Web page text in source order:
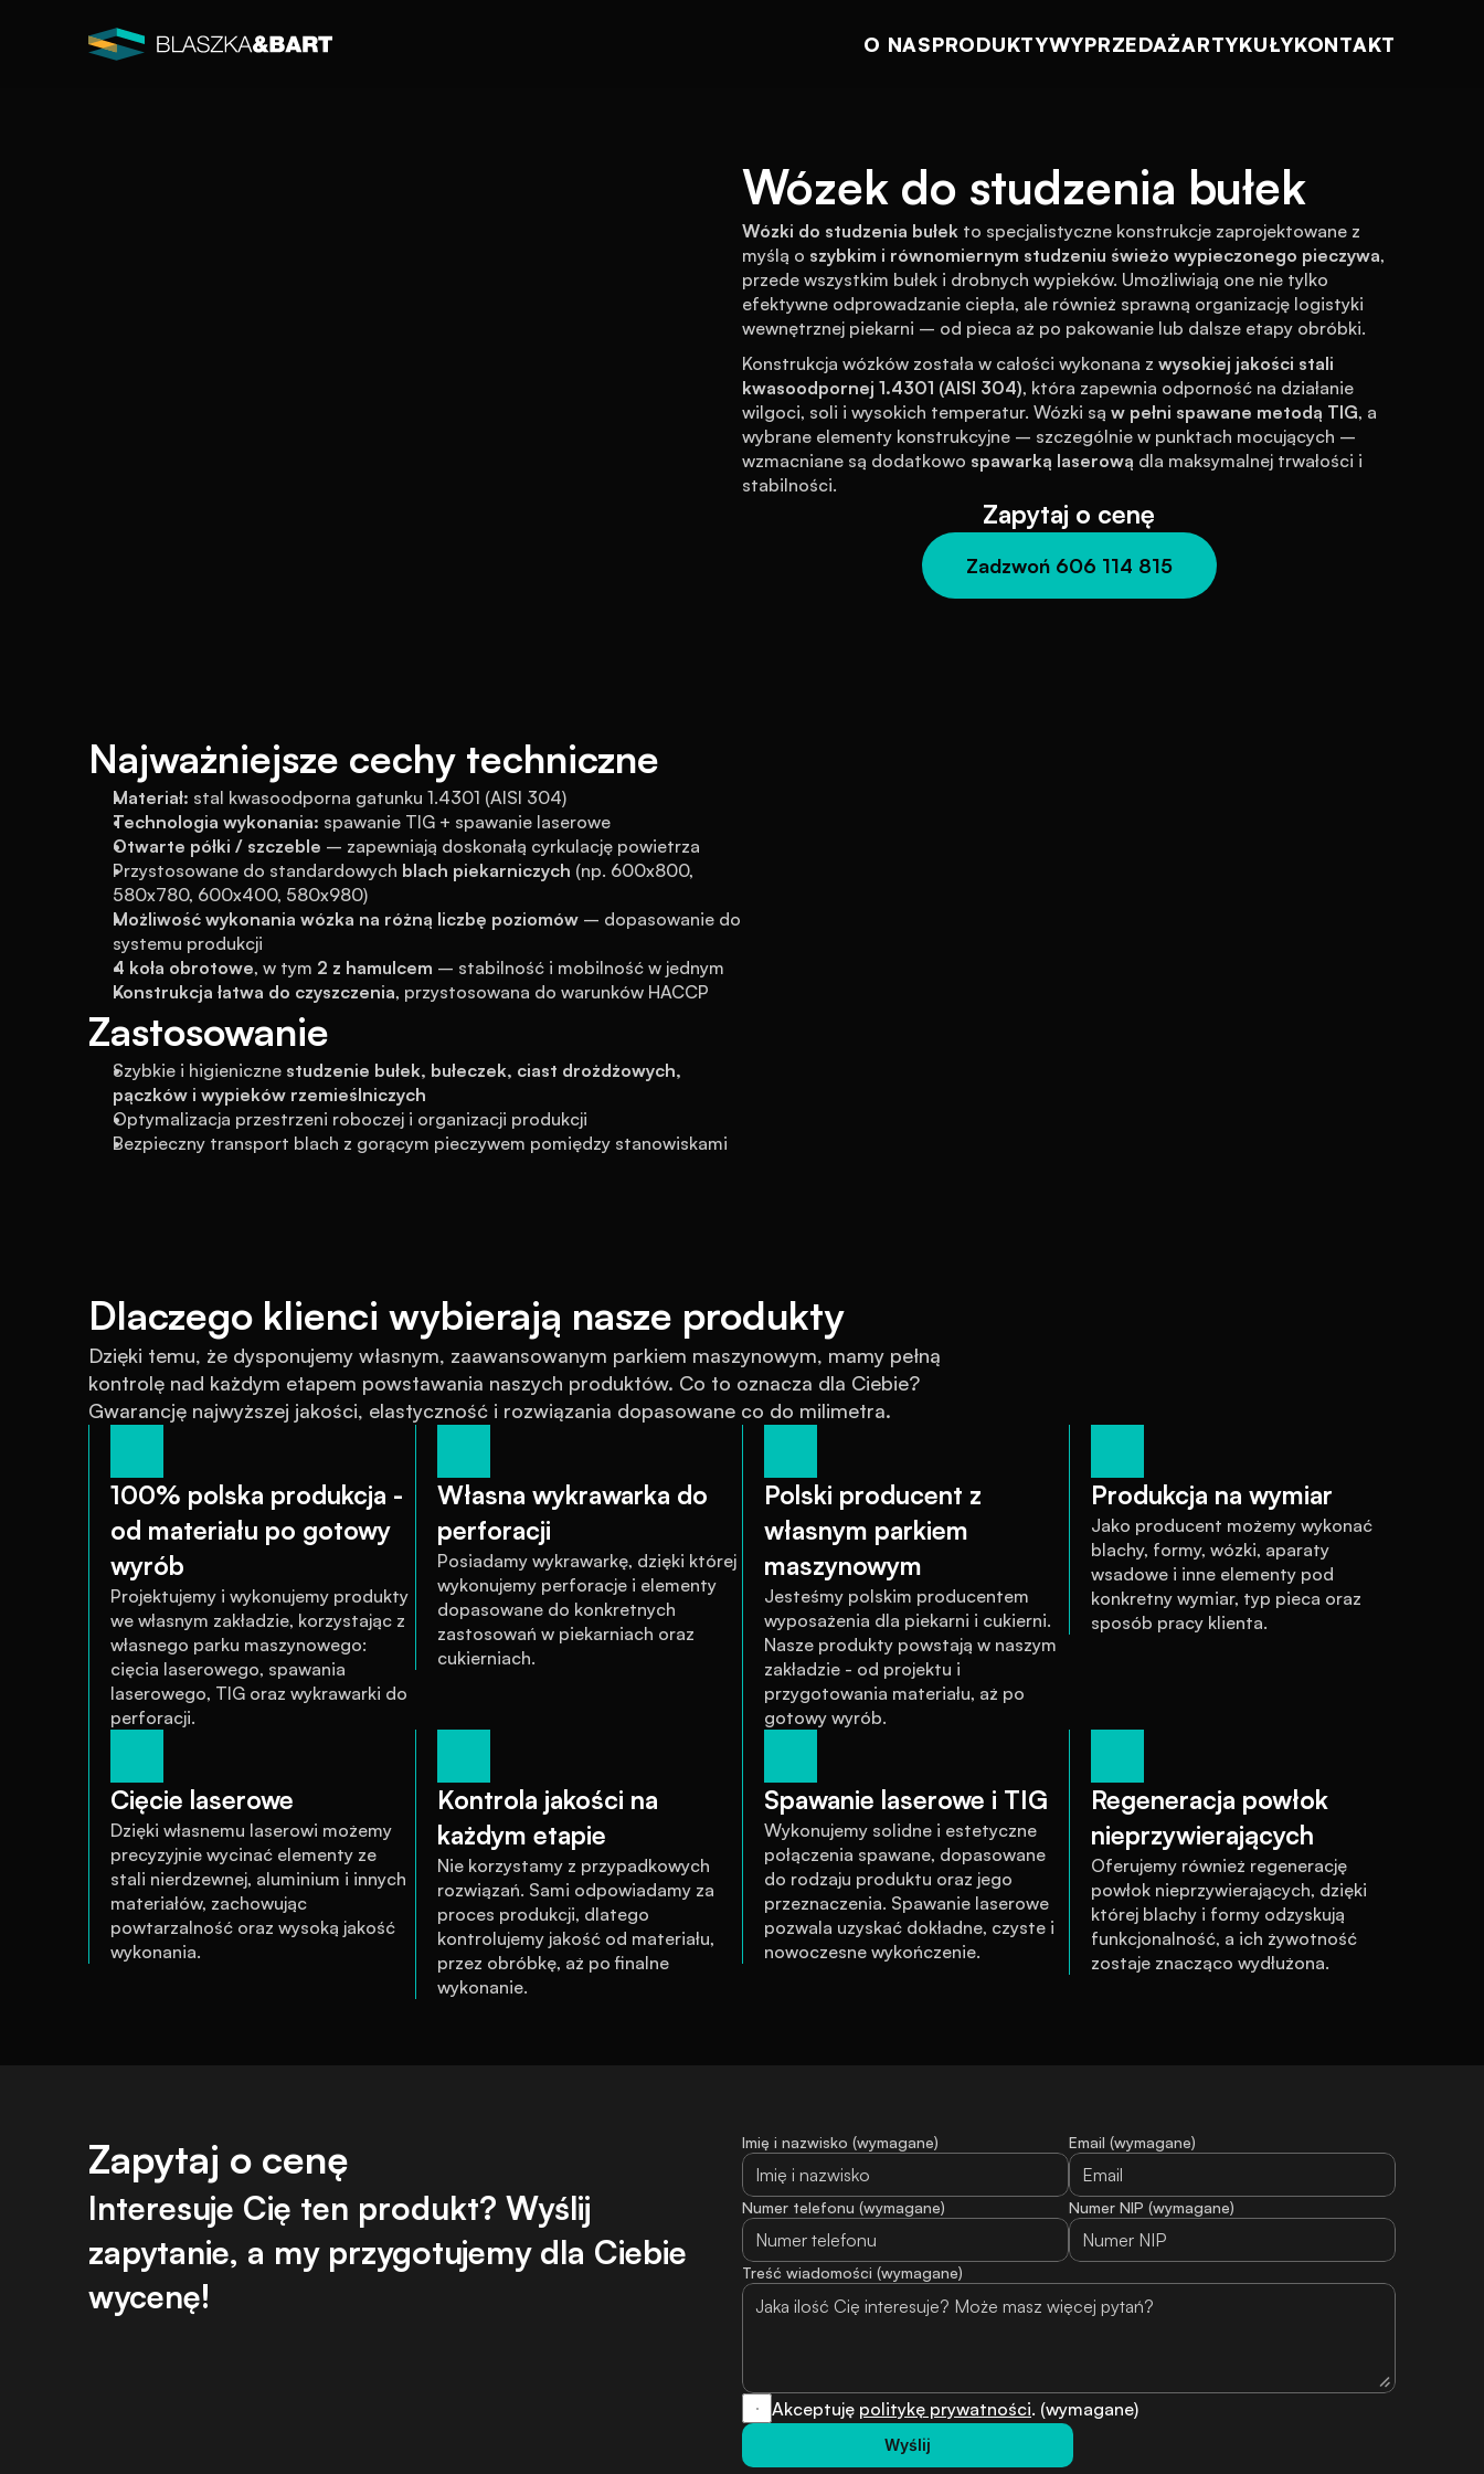
O NASPRODUKTYWYPRZEDAŻARTYKUŁYKONTAKT
Wózek do studzenia bułek
Wózki do studzenia bułek to specjalistyczne konstrukcje zaprojektowane z
myślą o szybkim i równomiernym studzeniu świeżo wypieczonego pieczywa,
przede wszystkim bułek i drobnych wypieków. Umożliwiają one nie tylko
efektywne odprowadzanie ciepła, ale również sprawną organizację logistyki
wewnętrznej piekarni – od pieca aż po pakowanie lub dalsze etapy obróbki.
Konstrukcja wózków została w całości wykonana z wysokiej jakości stali
kwasoodpornej 1.4301 (AISI 304), która zapewnia odporność na działanie
wilgoci, soli i wysokich temperatur. Wózki są w pełni spawane metodą TIG, a
wybrane elementy konstrukcyjne – szczególnie w punktach mocujących –
wzmacniane są dodatkowo spawarką laserową dla maksymalnej trwałości i
stabilności.
Zapytaj o cenę
Zadzwoń 606 114 815
Najważniejsze cechy techniczne
Materiał: stal kwasoodporna gatunku 1.4301 (AISI 304)
Technologia wykonania: spawanie TIG + spawanie laserowe
Otwarte półki / szczeble – zapewniają doskonałą cyrkulację powietrza
Przystosowane do standardowych blach piekarniczych (np. 600x800,
580x780, 600x400, 580x980)
Możliwość wykonania wózka na różną liczbę poziomów – dopasowanie do
systemu produkcji
4 koła obrotowe, w tym 2 z hamulcem – stabilność i mobilność w jednym
Konstrukcja łatwa do czyszczenia, przystosowana do warunków HACCP
Zastosowanie
Szybkie i higieniczne studzenie bułek, bułeczek, ciast drożdżowych,
pączków i wypieków rzemieślniczych
Optymalizacja przestrzeni roboczej i organizacji produkcji
Bezpieczny transport blach z gorącym pieczywem pomiędzy stanowiskami
Dlaczego klienci wybierają nasze produkty
Dzięki temu, że dysponujemy własnym, zaawansowanym parkiem maszynowym, mamy pełną
kontrolę nad każdym etapem powstawania naszych produktów. Co to oznacza dla Ciebie?
Gwarancję najwyższej jakości, elastyczność i rozwiązania dopasowane co do milimetra.
100% polska produkcja -
od materiału po gotowy
wyrób
Projektujemy i wykonujemy produkty
we własnym zakładzie, korzystając z
własnego parku maszynowego:
cięcia laserowego, spawania
laserowego, TIG oraz wykrawarki do
perforacji.
Własna wykrawarka do
perforacji
Posiadamy wykrawarkę, dzięki której
wykonujemy perforacje i elementy
dopasowane do konkretnych
zastosowań w piekarniach oraz
cukierniach.
Polski producent z
własnym parkiem
maszynowym
Jesteśmy polskim producentem
wyposażenia dla piekarni i cukierni.
Nasze produkty powstają w naszym
zakładzie - od projektu i
przygotowania materiału, aż po
gotowy wyrób.
Produkcja na wymiar
Jako producent możemy wykonać
blachy, formy, wózki, aparaty
wsadowe i inne elementy pod
konkretny wymiar, typ pieca oraz
sposób pracy klienta.
Cięcie laserowe
Dzięki własnemu laserowi możemy
precyzyjnie wycinać elementy ze
stali nierdzewnej, aluminium i innych
materiałów, zachowując
powtarzalność oraz wysoką jakość
wykonania.
Kontrola jakości na
każdym etapie
Nie korzystamy z przypadkowych
rozwiązań. Sami odpowiadamy za
proces produkcji, dlatego
kontrolujemy jakość od materiału,
przez obróbkę, aż po finalne
wykonanie.
Spawanie laserowe i TIG
Wykonujemy solidne i estetyczne
połączenia spawane, dopasowane
do rodzaju produktu oraz jego
przeznaczenia. Spawanie laserowe
pozwala uzyskać dokładne, czyste i
nowoczesne wykończenie.
Regeneracja powłok
nieprzywierających
Oferujemy również regenerację
powłok nieprzywierających, dzięki
której blachy i formy odzyskują
funkcjonalność, a ich żywotność
zostaje znacząco wydłużona.
Zapytaj o cenę
Interesuje Cię ten produkt? Wyślij
zapytanie, a my przygotujemy dla Ciebie
wycenę!
Imię i nazwisko (wymagane) Email (wymagane)
Numer telefonu (wymagane) Numer NIP (wymagane)
Treść wiadomości (wymagane)
Akceptuję politykę prywatności. (wymagane)
Wyślij